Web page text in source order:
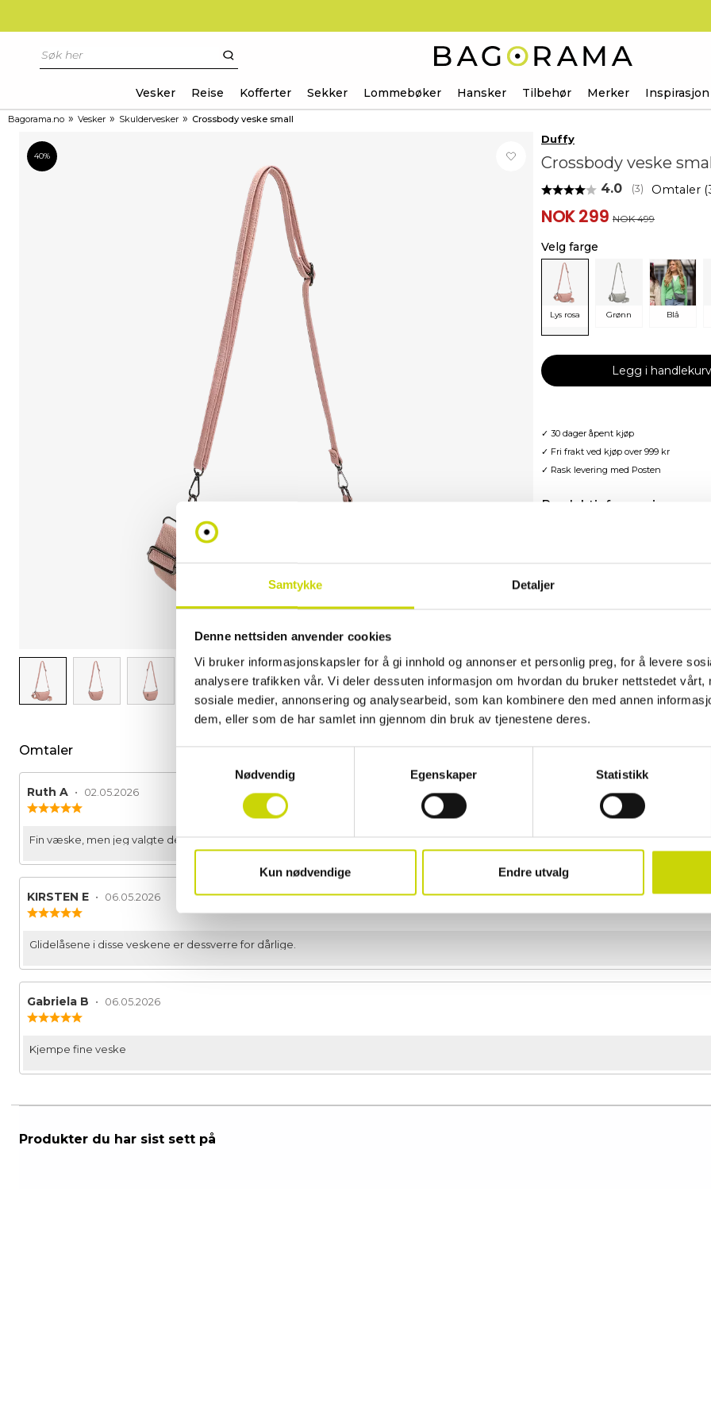
Samtykke Detaljer
Denne nettsiden anvender cookies
Vi bruker informasjonskapsler for å gi innhold og annonser et personlig preg, for å levere
analysere trafikken vår. Vi deler dessuten informasjon om hvordan du bruker nettstedet vårt,
sosiale medier, annonsering og analysearbeid, som kan kombinere den med annen
dem, eller som de har samlet inn gjennom din bruk av tjenestene deres.
Nødvendig
Egenskaper Statistikk
Kun nødvendige Endre utvalg
Vesker Reise Kofferter Sekker Lommebøker Hansker Tilbehør Merker Inspirasjon
Bagorama.no » Vesker » Skuldervesker » Crossbody veske small
40%
Duffy
Crossbody veske
4.0 (stemmer:
3) Omtaler (
NOK 299 NOK 499
Velg farge
Lys rosa Grønn Blå
Legg i handlekurv
✓ 30 dager åpent kjøp
✓ Fri frakt ved kjøp over 999 kr
✓ Rask levering med Posten
Produktinformasjon
Liten og nett crossbody-veske fra
romslig. Vesken leveres med to
enkelt kan tilpasse uttrykket etter
• Innvendig: Én mindre
• Bakside: 13,5 cm glidelåslomme
• Dropplengde avtagbar og
• Dropplengde avtagbar og trinnløst
Artikkelnummer 5061200
Skuldervesker
Material Kunstskinn
Omtaler
Forfatter:
Ruth A • Omtaledato:
02.05.2026
5
Omtaletekst:
Fin væske, men jeg valgte deseverre den lille.
Forfatter:
KIRSTEN E • Omtaledato:
06.05.2026
5
Omtaletekst:
Glidelåsene i disse veskene er dessverre for dårlige.
Forfatter:
Gabriela B • Omtaledato:
06.05.2026
5
Omtaletekst:
Kjempe fine veske
Produkter du har sist sett på